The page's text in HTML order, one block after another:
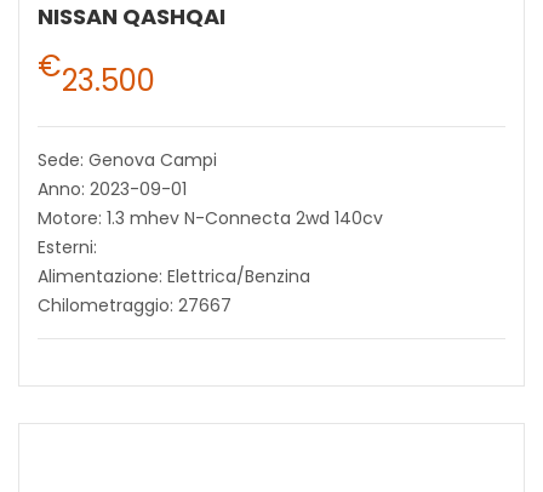
NISSAN QASHQAI
€23.500
Sede: Genova Campi
Anno: 2023-09-01
Motore: 1.3 mhev N-Connecta 2wd 140cv
Esterni:
Alimentazione: Elettrica/Benzina
Chilometraggio: 27667